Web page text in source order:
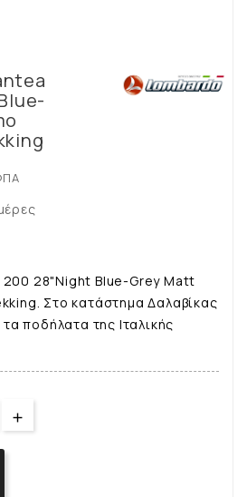
28"Night Blue-Grey Matt
Στο κατάστημα Δαλαβίκας
ποδήλατα της Ιταλικής